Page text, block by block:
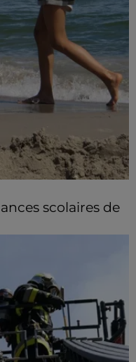
scolaires de